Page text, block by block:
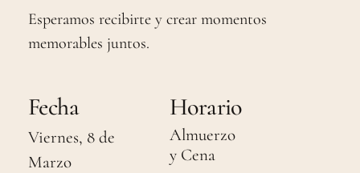
Esperamos recibirte y crear momentos
memorables juntos.
Fecha
Viernes, 8 de
Marzo
Horario
Almuerzo
y Cena